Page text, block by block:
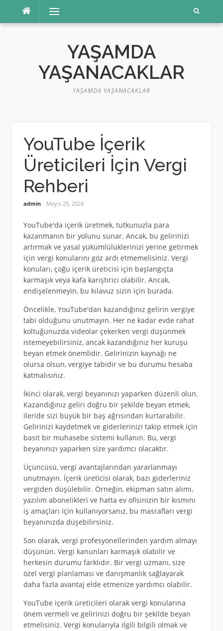
Menü
YAŞAMDA
YAŞANACAKLAR
YAŞAMDA YAŞANACAKLAR
YouTube İçerik
Üreticileri İçin Vergi
Rehberi
admin Mayıs 25, 2024
YouTube'da içerik üretmek, tutkunuzla para
kazanmanın bir yolunu sunar. Ancak, bu gelirinizi
artırmak ve yasal yükümlülüklerinizi yerine getirmek
için vergi konularını göz ardı etmemelisiniz. Vergi
konuları, çoğu içerik üreticisi için başlangıçta
karmaşık veya kafa karıştırıcı olabilir. Ancak,
endişelenmeyin, bu kılavuz sizin için burada.
Öncelikle, YouTube'dan kazandığınız gelirin vergiye
tabi olduğunu unutmayın. Her ne kadar evde rahat
koltuğunuzda videolar çekerken vergi düşünmek
istemeyebilirsiniz, ancak kazandığınız her kuruşu
beyan etmek önemlidir. Gelirinizin kaynağı ne
olursa olsun, vergiye tabidir ve bu durumu hesaba
katmalısınız.
İkinci olarak, vergi beyanınızı yaparken düzenli olun.
Kazandığınız geliri doğru bir şekilde beyan etmek,
ileride sizi büyük bir baş ağrısından kurtarabilir.
Gelirinizi kaydetmek ve giderlerinizi takip etmek için
basit bir muhasebe sistemi kullanın. Bu, vergi
beyanınızı yaparken size yardımcı olacaktır.
Üçüncüsü, vergi avantajlarından yararlanmayı
unutmayın. İçerik üreticisi olarak, bazı giderleriniz
vergiden düşülebilir. Örneğin, ekipman satın alımı,
yazılım abonelikleri ve hatta ev ofisinizin bir kısmını
iş amaçları için kullanıyorsanız, bu masrafları vergi
beyanınızda düşebilirsiniz.
Son olarak, vergi profesyonellerinden yardım almayı
düşünün. Vergi kanunları karmaşık olabilir ve
herkesin durumu farklıdır. Bir vergi uzmanı, size
özel vergi planlaması ve danışmanlık sağlayarak
daha fazla avantaj elde etmenize yardımcı olabilir.
YouTube içerik üreticileri olarak vergi konularına
önem vermeli ve gelirinizi doğru bir şekilde beyan
etmelisiniz. Vergi konularıyla ilgili bilgili olmak ve